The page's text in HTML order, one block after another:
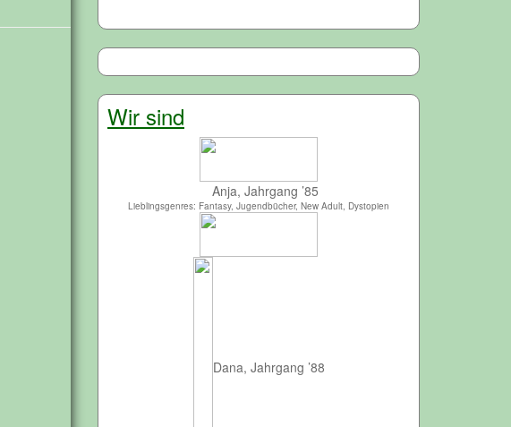
Wir sind
Anja, Jahrgang ’85
Lieblingsgenres: Fantasy, Jugendbücher, New Adult, Dystopien
Dana, Jahrgang ’88